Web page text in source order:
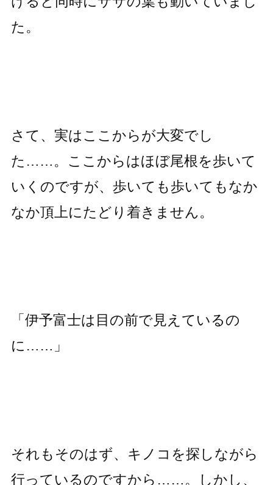
た。
さて、実はここからが大変でし
た……。ここからはほぼ尾根を歩いて
いくのですが、歩いても歩いてもなか
なか頂上にたどり着きません。
「伊予富士は目の前で見えているの
に……」
それもそのはず、キノコを探しながら
行っているのですから……。しかし、